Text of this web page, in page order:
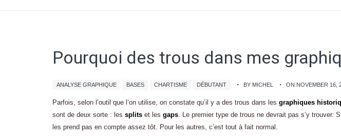
Pourquoi des trous dans mes
ANALYSE GRAPHIQUE BASES CHARTISME DÉBUTANT BY MICHEL ON NOVEMBER 16,
Parfois, selon l’outil que l’on utilise, on constate qu’il y a des trous dans les graphiques
sont de deux sorte : les splits et les gaps. Le premier type de trous ne devrait pas s’y trouver.
les prend pas en compte assez tôt. Pour les autres, c’est tout à fait normal.